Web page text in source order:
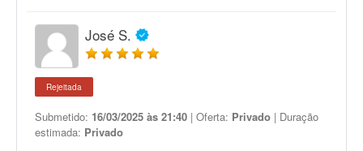
José S.
Rejeitada
Submetido: 16/03/2025 às 21:40 | Oferta: Privado | Duração
estimada: Privado